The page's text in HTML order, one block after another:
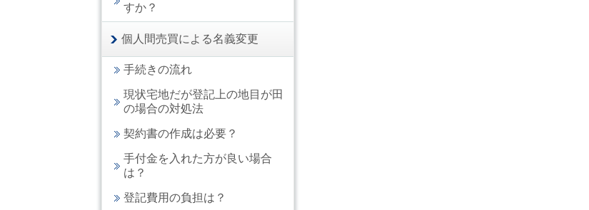
すか？
個人間売買による名義変更
手続きの流れ
現状宅地だが登記上の地目が田
の場合の対処法
契約書の作成は必要？
手付金を入れた方が良い場合
は？
登記費用の負担は？